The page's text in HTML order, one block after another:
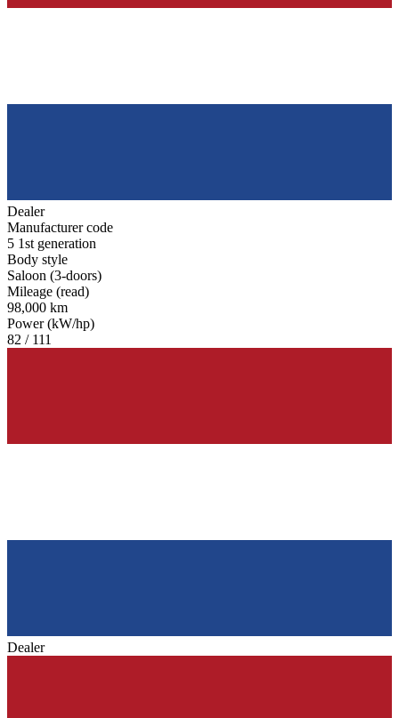
Dealer
Manufacturer code
5 1st generation
Body style
Saloon (3-doors)
Mileage (read)
98,000 km
Power (kW/hp)
82 / 111
Dealer